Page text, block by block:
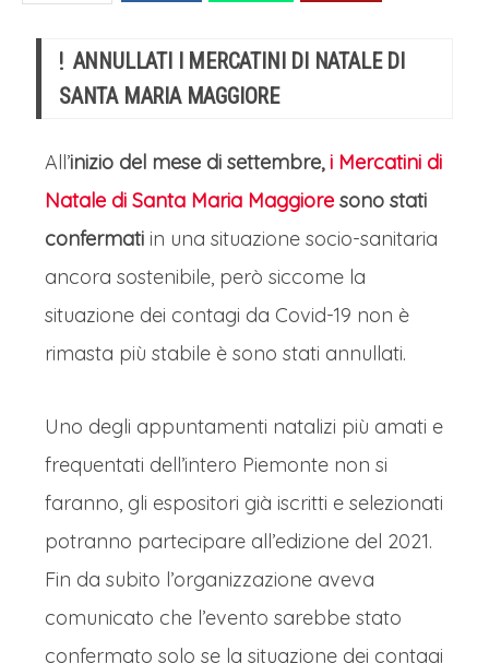
ANNULLATI I MERCATINI DI NATALE DI
SANTA MARIA MAGGIORE
All’inizio del mese di settembre,i Mercatini di
Natale di Santa Maria Maggiore sono stati
confermati in una situazione socio-sanitaria
ancora sostenibile, però siccome la
situazione dei contagi da Covid-19 non è
rimasta più stabile è sono stati annullati.
Uno degli appuntamenti natalizi più amati e
frequentati dell’intero Piemonte non si
faranno, gli espositori già iscritti e selezionati
potranno partecipare all’edizione del 2021.
Fin da subito l’organizzazione aveva
comunicato che l’evento sarebbe stato
confermato solo se la situazione dei contagi